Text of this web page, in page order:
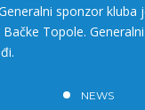
sponzor kluba
Bačke Topole.
NEWS